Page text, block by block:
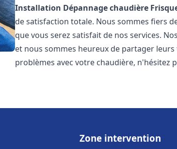
Installation Dépannage chaudière
de satisfaction totale. Nous sommes fiers
que vous serez satisfait de nos services.
et nous sommes heureux de partager
problèmes avec votre chaudière, n'hésitez
Zone intervention